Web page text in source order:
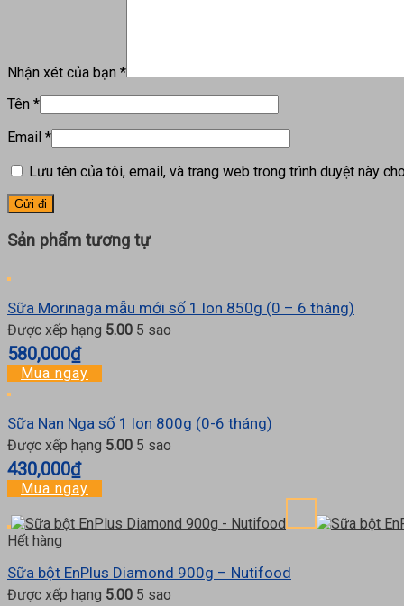
Nhận xét của bạn *
Tên *
Email *
Lưu tên của tôi, email, và trang web trong trình duyệt này
Sản phẩm tương tự
Sữa Morinaga mẫu mới số 1 lon 850g (0 – 6 tháng)
Được xếp hạng 5.00 5 sao
580,000₫
Mua ngay
Sữa Nan Nga số 1 lon 800g (0-6 tháng)
Được xếp hạng 5.00 5 sao
430,000₫
Mua ngay
Hết hàng
Sữa bột EnPlus Diamond 900g – Nutifood
Được xếp hạng 5.00 5 sao